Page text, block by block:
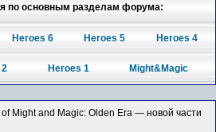
по основным разделам форума:
Heroes 6 Heroes 5 Heroes 4
2 Heroes 1 Might&Magic
Might and Magic: Olden Era — новой части